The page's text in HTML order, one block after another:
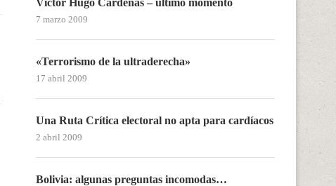
7 marzo 2009
«Terrorismo de la ultraderecha»
17 abril 2009
Una Ruta Crítica electoral no apta para cardíacos
2 abril 2009
Bolivia: algunas preguntas incomodas…